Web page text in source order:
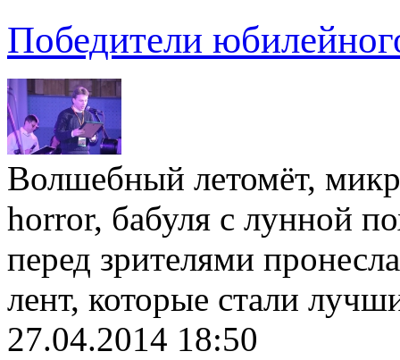
Победители
Волшебный летомёт,
horror, бабуля с лунной
перед зрителями
лент, которые стали
27.04.2014 18:50